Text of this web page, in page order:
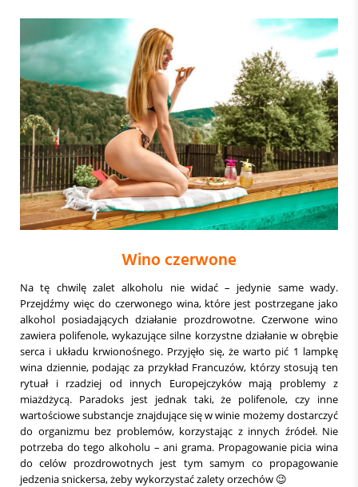
Wino czerwone
Na tę chwilę zalet alkoholu nie widać – jedynie same wady.
Przejdźmy więc do czerwonego wina, które jest postrzegane jako
alkohol posiadających działanie prozdrowotne. Czerwone wino
zawiera polifenole, wykazujące silne korzystne działanie w obrębie
serca i układu krwionośnego. Przyjęło się, że warto pić 1 lampkę
wina dziennie, podając za przykład Francuzów, którzy stosują ten
rytuał i rzadziej od innych Europejczyków mają problemy z
miażdżycą. Paradoks jest jednak taki, że polifenole, czy inne
wartościowe substancje znajdujące się w winie możemy dostarczyć
do organizmu bez problemów, korzystając z innych źródeł. Nie
potrzeba do tego alkoholu – ani grama. Propagowanie picia wina
do celów prozdrowotnych jest tym samym co propagowanie
jedzenia snickersa, żeby wykorzystać zalety orzechów 😉